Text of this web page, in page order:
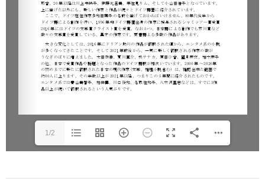
1/2